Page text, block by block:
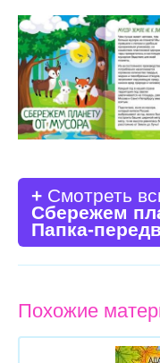
+ Смотреть
Сбережем
Папка-
Похожие